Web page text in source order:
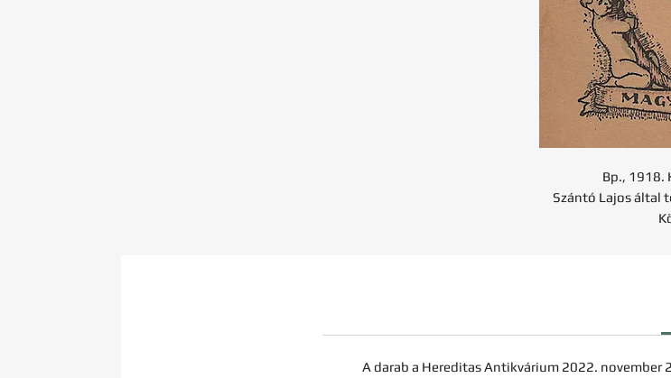
Bp., 1918.
Szántó Lajos által
A darab a Hereditas Antikvárium 2022. november